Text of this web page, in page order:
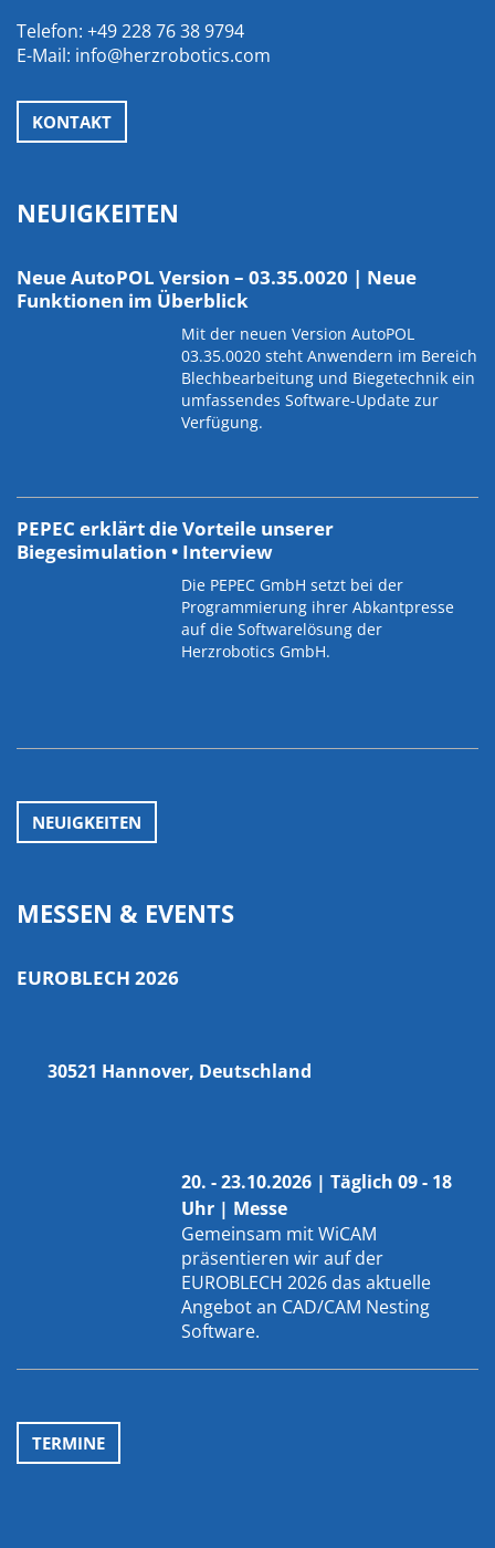
Telefon: +49 228 76 38 9794
E-Mail: info@herzrobotics.com
KONTAKT
NEUIGKEITEN
Neue AutoPOL Version – 03.35.0020 | Neue
Funktionen im Überblick
Mit der neuen Version AutoPOL
03.35.0020 steht Anwendern im Bereich
Blechbearbeitung und Biegetechnik ein
umfassendes Software-Update zur
Verfügung.
PEPEC erklärt die Vorteile unserer
Biegesimulation • Interview
Die PEPEC GmbH setzt bei der
Programmierung ihrer Abkantpresse
auf die Softwarelösung der
Herzrobotics GmbH.
NEUIGKEITEN
MESSEN & EVENTS
EUROBLECH 2026
30521 Hannover, Deutschland
20. - 23.10.2026 | Täglich 09 - 18
Uhr | Messe
Gemeinsam mitWiCAM
präsentieren wir auf der
EUROBLECH 2026 das aktuelle
Angebot an CAD/CAM Nesting
Software.
TERMINE